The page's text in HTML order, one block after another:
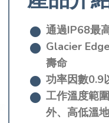
通過IP68最
Glacier
壽命
功率因數0.9
工作溫度範
外、高低溫